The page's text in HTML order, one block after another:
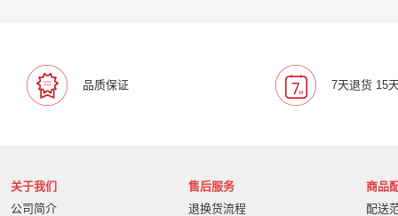
品质保证 7天退货 15
关于我们
公司简介
售后服务
退换货流程
商品
配送